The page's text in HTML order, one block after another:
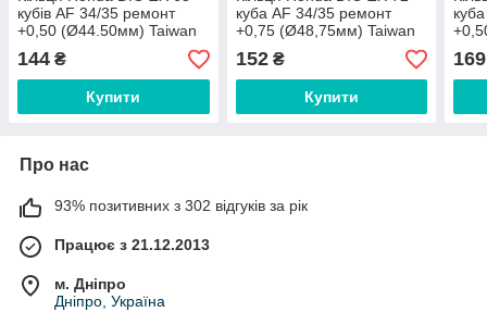
кубів AF 34/35 ремонт
+0,50 (Ø44.50мм) Taiwan
MTRT
144 ₴
Купити
куба AF 34/35 ремонт
+0,75 (Ø48,75мм) Taiwan
MTRT
152₴
Купити
169
Про нас
93% позитивних з 302 відгуків за рік
Працює з 21.12.2013
м. Дніпро
Дніпро, Україна